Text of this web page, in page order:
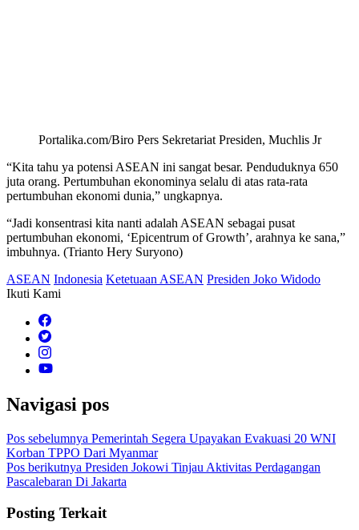
Portalika.com/Biro Pers Sekretariat Presiden, Muchlis Jr
“Kita tahu ya potensi ASEAN ini sangat besar. Penduduknya 650
juta orang. Pertumbuhan ekonominya selalu di atas rata-rata
pertumbuhan ekonomi dunia,” ungkapnya.
“Jadi konsentrasi kita nanti adalah ASEAN sebagai pusat
pertumbuhan ekonomi, ‘Epicentrum of Growth’, arahnya ke sana,”
imbuhnya. (Trianto Hery Suryono)
ASEAN Indonesia Ketetuaan ASEAN Presiden Joko Widodo
Ikuti Kami
Navigasi pos
Pos sebelumnya Pemerintah Segera Upayakan Evakuasi 20 WNI
Korban TPPO Dari Myanmar
Pos berikutnya Presiden Jokowi Tinjau Aktivitas Perdagangan
Pascalebaran Di Jakarta
Posting Terkait